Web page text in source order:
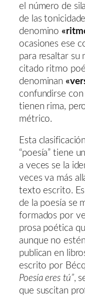
el número de
de las
denomino
ocasiones ese
para resaltar su
citado ritmo
denominan
confundirse con
tienen rima,
métrico.
Esta
“poesía” tiene
a veces se la
veces va más
texto escrito.
de la poesía se
formados por
prosa poética
aunque no
publican en
escrito por
Poesía eres tú”,
que suscitan